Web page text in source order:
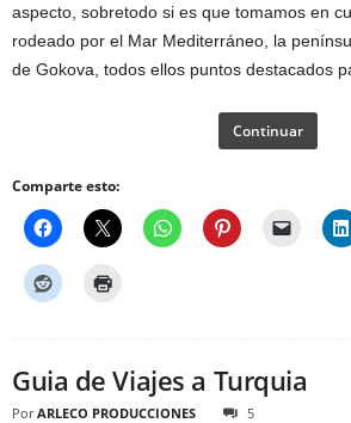
aspecto, sobretodo si es que tomamos en
rodeado por el Mar Mediterráneo, la
de Gokova, todos ellos puntos destacados
Continuar
Comparte esto:
Guia de Viajes a Turquia
Por ARLECO PRODUCCIONES 5